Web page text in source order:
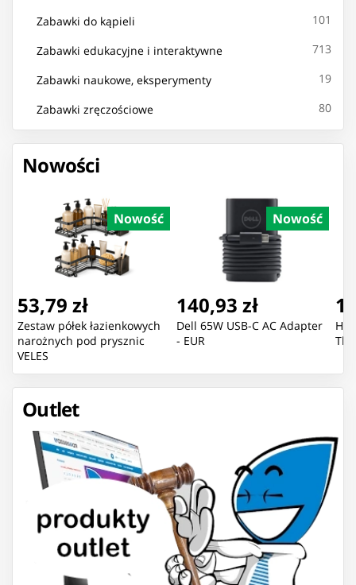
Zabawki do kąpieli 101
Zabawki edukacyjne i interaktywne 713
Zabawki naukowe, eksperymenty 19
Zabawki zręczościowe 80
Nowości
Nowość
53,79 zł
Zestaw półek łazienkowych
narożnych pod prysznic
VELES
Nowość
140,93 zł
Dell 65W USB-C AC Adapter
- EUR
Outlet